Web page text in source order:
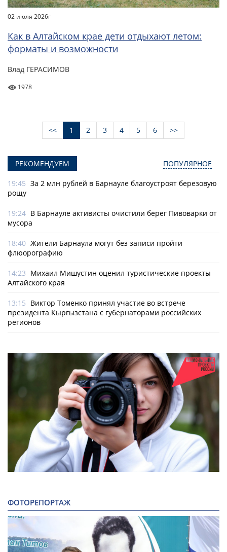
02 июля 2026г
Как в Алтайском крае дети отдыхают летом:
форматы и возможности
Влад ГЕРАСИМОВ
1978
<< 1 2 3 4 5 6 >>
РЕКОМЕНДУЕМ ПОПУЛЯРНОЕ
19:45 За 2 млн рублей в Барнауле благоустроят березовую
рощу
19:24 В Барнауле активисты очистили берег Пивоварки от
мусора
18:40 Жители Барнаула могут без записи пройти
флюорографию
14:23 Михаил Мишустин оценил туристические проекты
Алтайского края
13:15 Виктор Томенко принял участие во встрече
президента Кыргызстана с губернаторами российских
регионов
ФОТОРЕПОРТАЖ